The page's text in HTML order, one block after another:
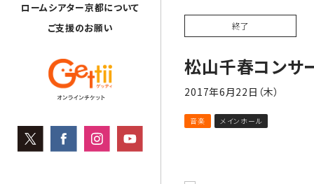
ロームシアター京都について
ご支援のお願い
終了
松山千春コンサ
2017年6月22日（木）
音楽 メインホール